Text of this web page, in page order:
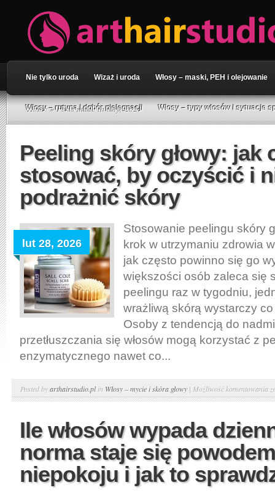
Nie tylko uroda Wizaż i uroda Włosy – maski, PEH i olejowanie
Włosy – rutyna i dobór pielęgnacji Włosy – typy włosów i sytuacje
Home» Posts made in luty, 2026
Peeling skóry głowy: jak
stosować, by oczyścić i
podrażnić skóry
lut 28, 2026
Stosowanie peelingu skóry
krok w utrzymaniu zdrowia
jak często powinno się go
większości osób zaleca się
peelingu raz w tygodniu,
wrażliwą skórą wystarczy
Osoby z tendencją do
przetłuszczania się włosów mogą korzystać z
enzymatycznego nawet co...
Posted byarthairstudio.plin Włosy – mycie i skóra głowy | Możliwość komentowania
Ile włosów wypada
norma staje się
niepokoju i jak to